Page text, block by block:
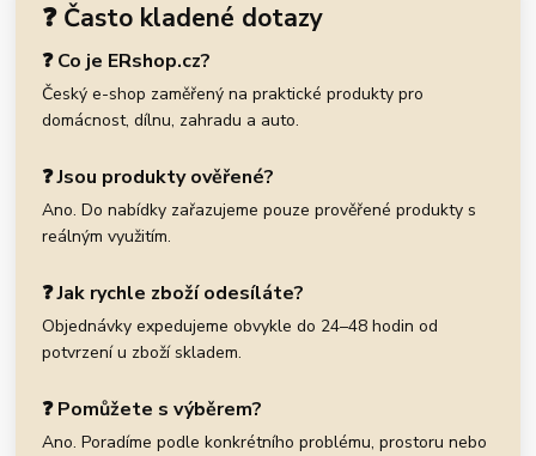
❓ Často kladené dotazy
❓ Co je ERshop.cz?
Český e-shop zaměřený na praktické produkty pro
domácnost, dílnu, zahradu a auto.
❓ Jsou produkty ověřené?
Ano. Do nabídky zařazujeme pouze prověřené produkty s
reálným využitím.
❓ Jak rychle zboží odesíláte?
Objednávky expedujeme obvykle do 24–48 hodin od
potvrzení u zboží skladem.
❓ Pomůžete s výběrem?
Ano. Poradíme podle konkrétního problému, prostoru nebo